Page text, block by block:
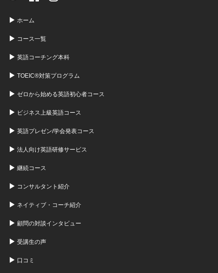
ホーム
コース一覧
英語コーチング本科
TOEIC®対策プログラム
ゼロから始める英語初心者コース
ビジネス上級英語コース
英語プレゼン/学会発表コース
法人向け英語研修サービス
継続コース
コンサルタント紹介
ネイティブ・コーチ紹介
顧問の対談インタビュー
受講生の声
口コミ